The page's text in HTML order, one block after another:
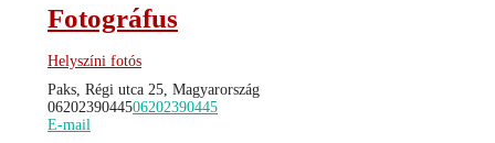
Fotográfus
Helyszíni fotós
Paks, Régi utca 25, Magyarország
0620239044506202390445
E-mail